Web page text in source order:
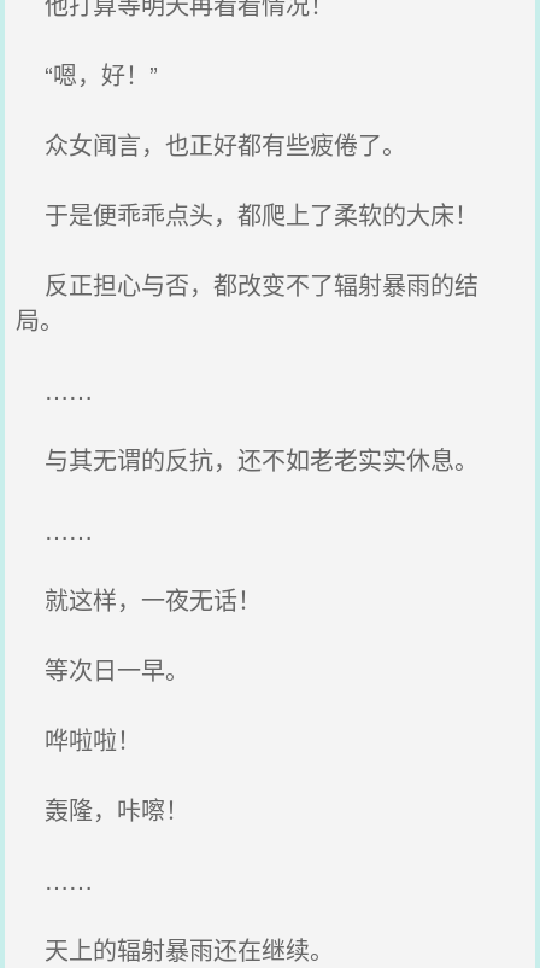
“嗯，好！”
众女闻言，也正好都有些疲倦了。
于是便乖乖点头，都爬上了柔软的大床！
反正担心与否，都改变不了辐射暴雨的结
局。
……
与其无谓的反抗，还不如老老实实休息。
……
就这样，一夜无话！
等次日一早。
哗啦啦！
轰隆，咔嚓！
……
天上的辐射暴雨还在继续。